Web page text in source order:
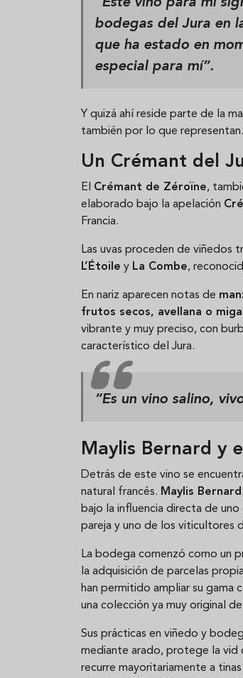
bodegas del Jura en
que ha estado en
especial para mí”.
Y quizá ahí reside parte de la
también por lo que representan.
Un Crémant del
El Crémant de Zéroïne,
elaborado bajo la apelación
Francia.
Las uvas proceden de viñedos
L’Étoile y La Combe,
En nariz aparecen notas de
frutos secos, avellana o
vibrante y muy preciso, con
característico del Jura.
“Es un vino salino,
Maylis Bernard y
Detrás de este vino se
natural francés. Maylis Bernard
bajo la influencia directa de
pareja y uno de los viticultores
La bodega comenzó como un
la adquisición de parcelas
han permitido ampliar su gama
una colección ya muy original
Sus prácticas en viñedo y
mediante arado, protege la vid
recurre mayoritariamente a